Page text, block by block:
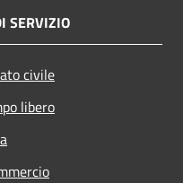
SERVIZIO
civile
libero